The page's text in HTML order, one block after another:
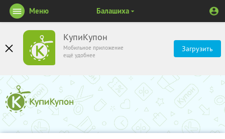
КупиКупон
Мобильное приложение
ещё удобнее
Загрузить
Меню Балашиха